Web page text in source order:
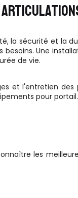
la sécurité et la
Une
de vie.
et l'entretien
pour portail.
les